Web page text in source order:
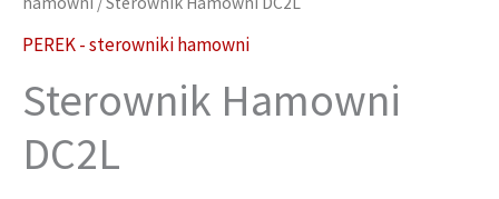
PEREK - sterowniki hamowni
Sterownik Hamowni
DC2L